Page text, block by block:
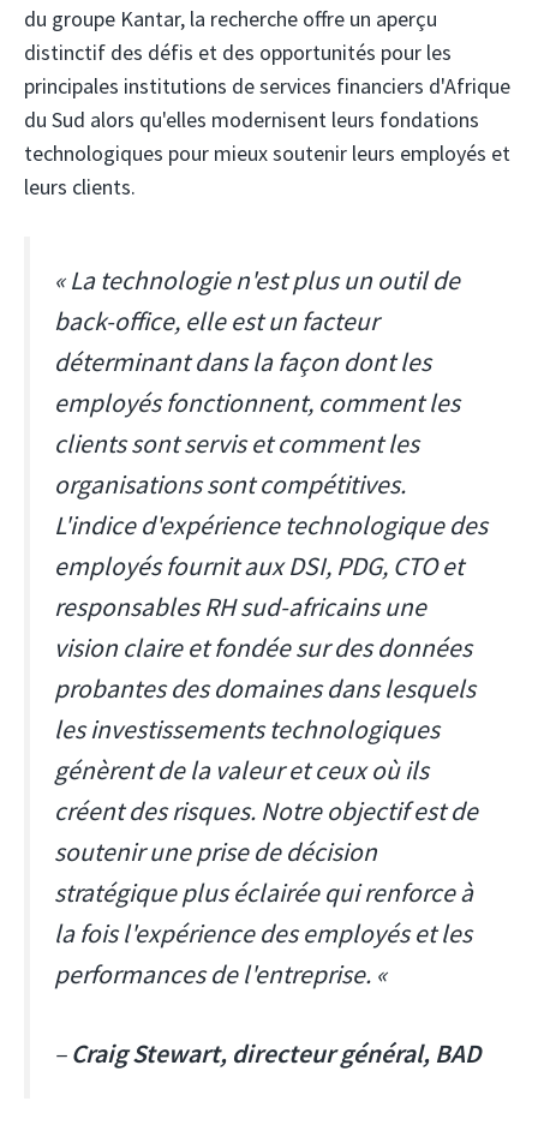
du groupe Kantar, la recherche offre un aperçu
distinctif des défis et des opportunités pour les
principales institutions de services financiers d'Afrique
du Sud alors qu'elles modernisent leurs fondations
technologiques pour mieux soutenir leurs employés et
leurs clients.
« La technologie n'est plus un outil de
back-office, elle est un facteur
déterminant dans la façon dont les
employés fonctionnent, comment les
clients sont servis et comment les
organisations sont compétitives.
L'indice d'expérience technologique des
employés fournit aux DSI, PDG, CTO et
responsables RH sud-africains une
vision claire et fondée sur des données
probantes des domaines dans lesquels
les investissements technologiques
génèrent de la valeur et ceux où ils
créent des risques. Notre objectif est de
soutenir une prise de décision
stratégique plus éclairée qui renforce à
la fois l'expérience des employés et les
performances de l'entreprise. «
–Craig Stewart, directeur général, BAD